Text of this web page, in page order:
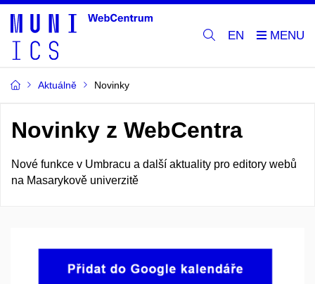
EN
Aktuálně Novinky
Novinky z WebCentra
Nové funkce v Umbracu a další aktuality pro editory webů
na Masarykově univerzitě